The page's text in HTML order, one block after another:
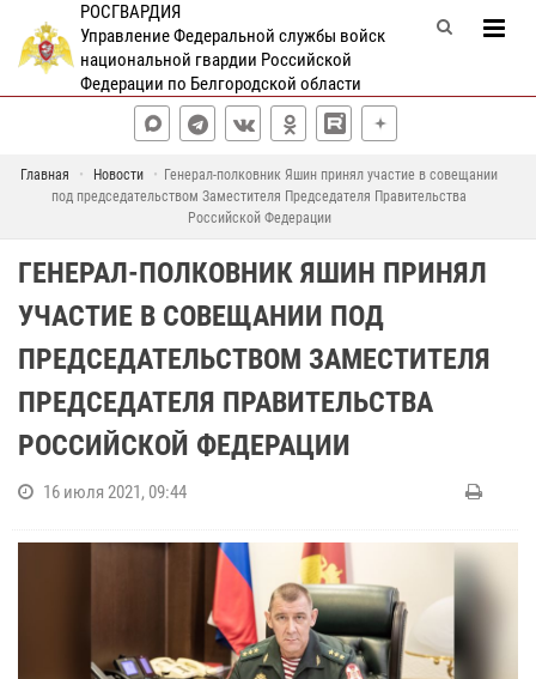
РОСГВАРДИЯ
Управление Федеральной службы войск
национальной гвардии Российской
Федерации по Белгородской области
Главная Новости
Генерал-полковник Яшин принял участие в совещании
под председательством Заместителя Председателя Правительства
Российской Федерации
ГЕНЕРАЛ-ПОЛКОВНИК ЯШИН ПРИНЯЛ
УЧАСТИЕ В СОВЕЩАНИИ ПОД
ПРЕДСЕДАТЕЛЬСТВОМ ЗАМЕСТИТЕЛЯ
ПРЕДСЕДАТЕЛЯ ПРАВИТЕЛЬСТВА
РОССИЙСКОЙ ФЕДЕРАЦИИ
16 июля 2021, 09:44